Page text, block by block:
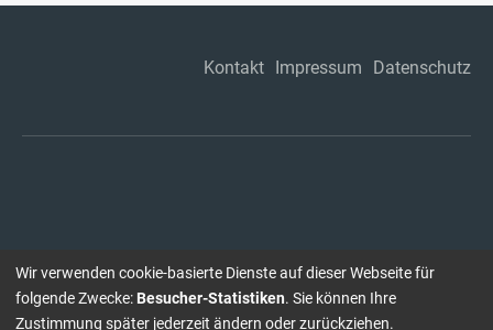
Kontakt Impressum Datenschutz
Wir verwenden cookie-basierte Dienste auf dieser Webseite für
folgende Zwecke: Besucher-Statistiken. Sie können Ihre
Zustimmung später jederzeit ändern oder zurückziehen.